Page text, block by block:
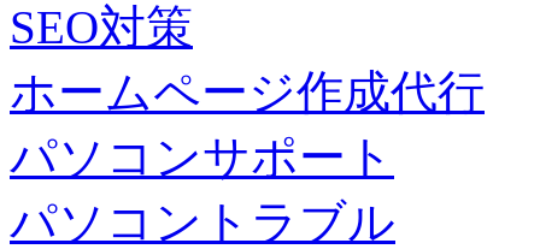
SEO対策
ホームページ作成代行
パソコンサポート
パソコントラブル